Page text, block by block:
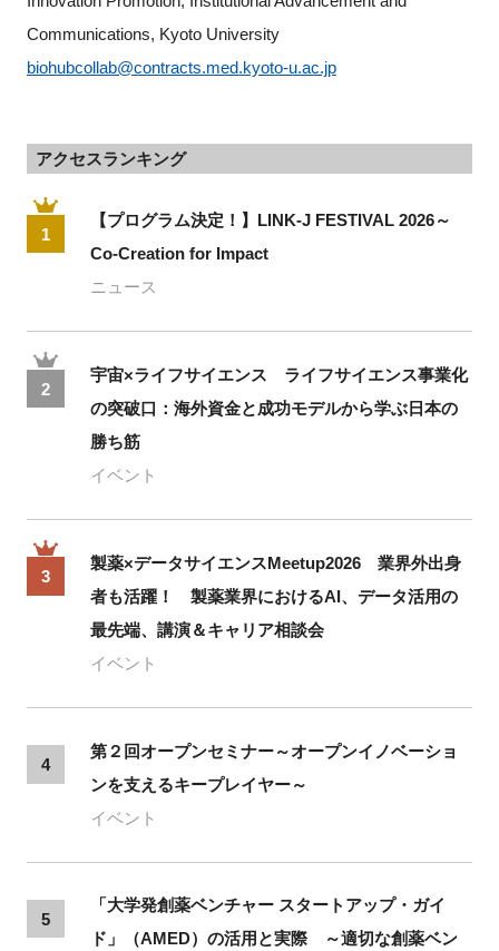
Communications, Kyoto University
biohubcollab@contracts.med.kyoto-u.ac.jp
アクセスランキング
1
【プログラム決定！】LINK-J FESTIVAL 2026～
Co-Creation for Impact
ニュース
2
宇宙×ライフサイエンス ライフサイエンス事業化
の突破口：海外資金と成功モデルから学ぶ日本の
勝ち筋
イベント
3
製薬×データサイエンスMeetup2026 業界外出身
者も活躍！ 製薬業界におけるAI、データ活用の
最先端、講演＆キャリア相談会
イベント
4
第２回オープンセミナー～オープンイノベーショ
ンを支えるキープレイヤー～
イベント
5
「大学発創薬ベンチャー スタートアップ・ガイ
ド」（AMED）の活用と実際 ～適切な創薬ベン